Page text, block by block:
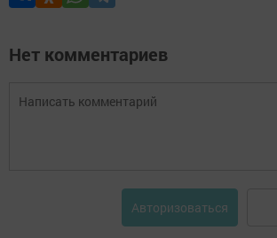
Нет комментариев
Авторизоваться